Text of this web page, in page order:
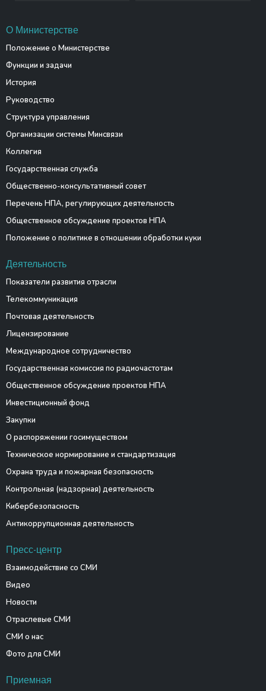
О Министерстве
Положение о Министерстве
Функции и задачи
История
Руководство
Структура управления
Организации системы Минсвязи
Коллегия
Государственная служба
Общественно-консультативный совет
Перечень НПА, регулирующих деятельность
Общественное обсуждение проектов НПА
Положение о политике в отношении обработки куки
Деятельность
Показатели развития отрасли
Телекоммуникация
Почтовая деятельность
Лицензирование
Международное сотрудничество
Государственная комиссия по радиочастотам
Общественное обсуждение проектов НПА
Инвестиционный фонд
Закупки
О распоряжении госимуществом
Техническое нормирование и стандартизация
Охрана труда и пожарная безопасность
Контрольная (надзорная) деятельность
Кибербезопасность
Антикоррупционная деятельность
Пресс-центр
Взаимодействие со СМИ
Видео
Новости
Отраслевые СМИ
СМИ о нас
Фото для СМИ
Приемная